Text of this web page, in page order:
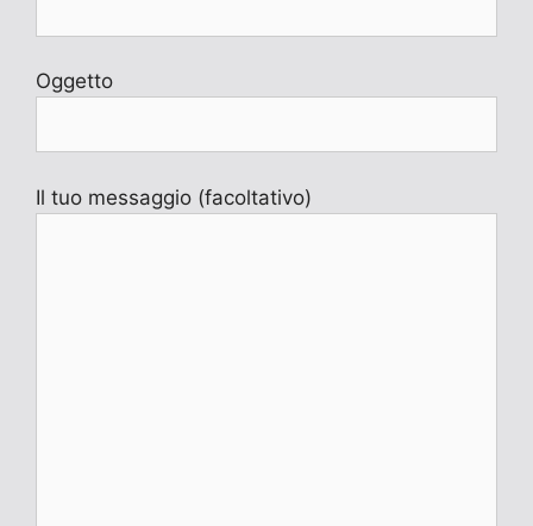
Oggetto
Il tuo messaggio (facoltativo)